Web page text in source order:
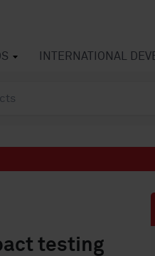
INTERNATIONAL
testing